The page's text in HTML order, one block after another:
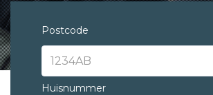
Postcode
Huisnummer